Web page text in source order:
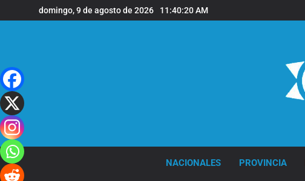
al
domingo, 9 de agosto de 2026 11:40:20 AM
NACIONALES PROVINCIA